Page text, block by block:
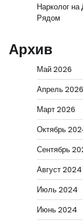
Нарколог
Рядом
Архив
Май 2026
Апрель 2026
Март 2026
Октябрь
Сентябрь
Август 2024
Июль 2024
Июнь 2024